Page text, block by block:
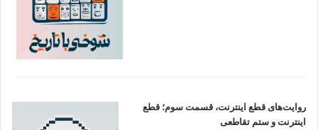
روایت‌های قطع اینترنت، قسمت سوم؛ قطع
اینترنت و ستم تقاطعی